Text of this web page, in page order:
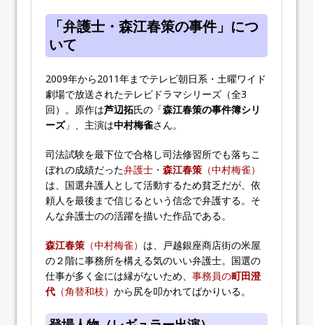
「弁護士・森江春策の事件」につ
いて
2009年から2011年までテレビ朝日系・土曜ワイド
劇場で放送されたテレビドラマシリーズ（全3
回）。原作は芦辺拓氏の「森江春策の事件簿シリ
ーズ」、主演は中村梅雀さん。
司法試験を最下位で合格し司法修習所でも落ちこ
ぼれの成績だった弁護士・ 森江春策 （中村梅雀）
は、国選弁護人として活動するため貧乏だが、依
頼人を最後まで信じるという信念で弁護する。そ
んな弁護士のの活躍を描いた作品である。
森江春策 （中村梅雀） は、戸越銀座商店街の米屋
の２階に事務所を構える気のいい弁護士。国選の
仕事が多く金には縁がないため、 事務員の町田澄
代 （角替和枝） から尻を叩かれてばかりいる。